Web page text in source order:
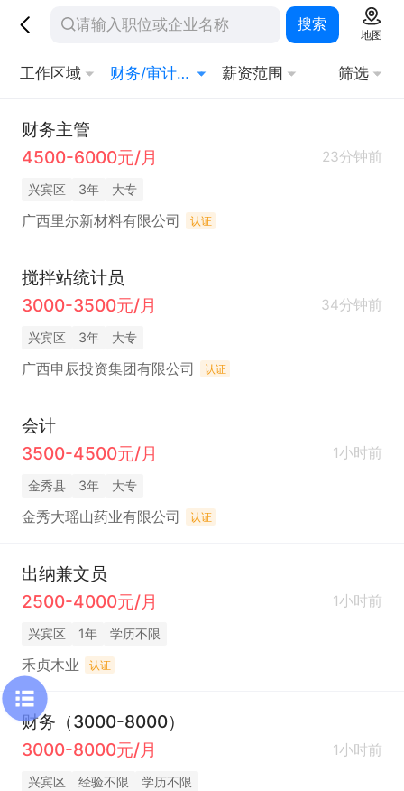
搜索
地图
工作区域 财务/审计/税务 薪资范围 筛选
财务主管
4500-6000元/月
23分钟前
兴宾区 3年 大专
广西里尔新材料有限公司 认证
搅拌站统计员
3000-3500元/月
34分钟前
兴宾区 3年 大专
广西申辰投资集团有限公司 认证
会计
3500-4500元/月
1小时前
金秀县 3年 大专
金秀大瑶山药业有限公司 认证
出纳兼文员
2500-4000元/月
1小时前
兴宾区 1年 学历不限
禾贞木业 认证
财务（3000-8000）
3000-8000元/月
1小时前
兴宾区 经验不限 学历不限